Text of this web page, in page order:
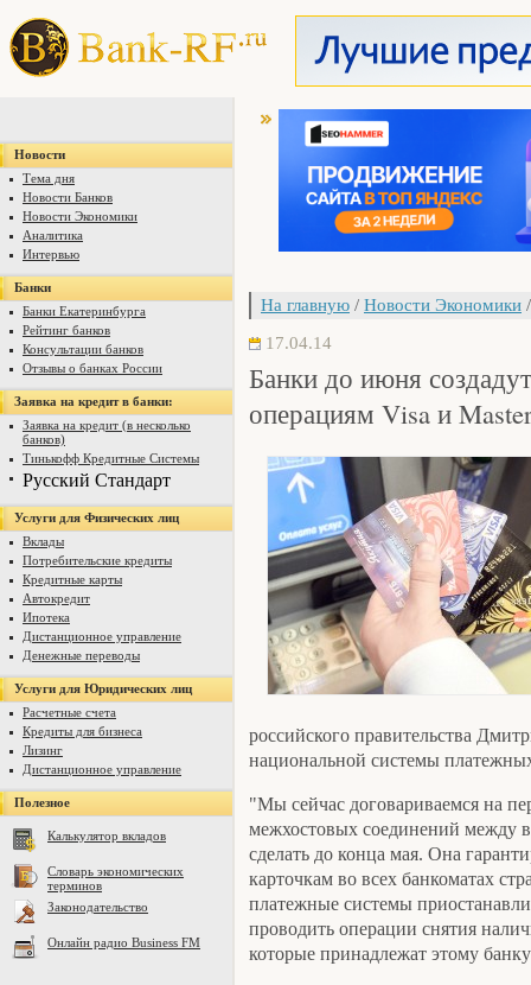
Новости
Тема дня
Новости Банков
Новости Экономики
Аналитика
Интервью
Банки
Банки Екатеринбурга
Рейтинг банков
Консультации банков
Отзывы о банках России
Заявка на кредит в банки:
Заявка на кредит (в несколько
банков)
Тинькофф Кредитные Системы
Русский Стандарт
Услуги для Физических лиц
Вклады
Потребительские кредиты
Кредитные карты
Автокредит
Ипотека
Дистанционное управление
Денежные переводы
Услуги для Юридических лиц
Расчетные счета
Кредиты для бизнеса
Лизинг
Дистанционное управление
Полезное
Калькулятор вкладов
Словарь экономических
терминов
Законодательство
Онлайн радио Business FM
На главную / Новости Экономики /
17.04.14
Банки до июня
операциям Visa и
российского правительства
национальной системы
"Мы сейчас договариваемся на
межхостовых соединений между
сделать до конца мая. Она
карточкам во всех банкоматах
платежные системы
проводить операции снятия
которые принадлежат этому